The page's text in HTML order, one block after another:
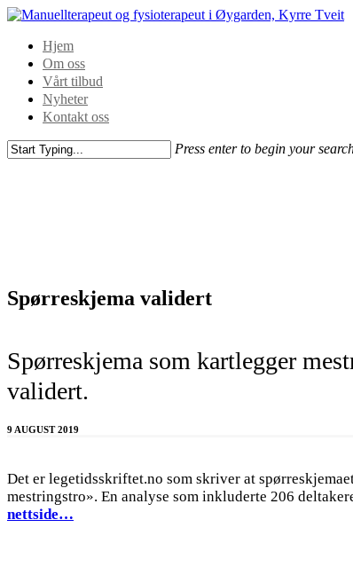
Hjem
Om oss
Vårt tilbud
Nyheter
Kontakt oss
Press enter to begin your
Spørreskjema validert
Spørreskjema som kartlegger
validert.
9 AUGUST 2019
Det er legetidsskriftet.no som skriver at
mestringstro». En analyse som inkluderte 206
nettside…